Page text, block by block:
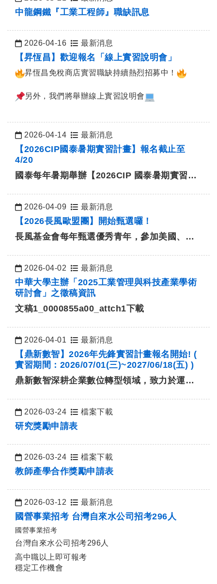
日期：
中龍鋼鐵『工業工程師』職缺訊息
日期：
2026-04-16 最新消息
【昇恆昌】歡迎報名「線上實習說明會」
昇恆昌免稅商店實習職缺持續熱烈招募中！
另外，我們將舉辦線上實習說明會
日期：
2026-04-14 最新消息
【2026CIP國泰暑期實習計畫】報名截止至
4/20
國泰每年暑期舉辦【2026CIP 國泰暑期實習計
日期：
2026-04-09 最新消息
【2026長風歐盟團】開始甄選囉！
長風基金會每年甄選優秀青年，參加美國、歐
參…
日期：
2026-04-02 最新消息
中華大學主辦「2025工業管理與科技產業學術
研討會」之徵稿資訊
文稿1_0000855a00_attch1下載
日期：
2026-04-01 最新消息
【鼎新數智】2026年先鋒實習計畫報名開始! (
實習期間：2026/07/01(三)~2027/06/18(五) )
鼎新數智深耕企業數位轉型領域，致力於運用
效…
日期：
2026-03-24 檔案下載
研究獎勵申請表
日期：
2026-03-24 檔案下載
教師產學合作獎勵申請表
日期：
2026-03-12 最新消息
國營事業招考 台灣自來水公司招考296人
國營事業招考
台灣自來水公司招考296人
高中職以上即可報考
穩定工作機會